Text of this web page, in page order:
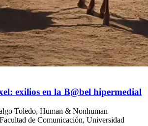
exilios en la B@bel hipermedial
Toledo, Human & Nonhuman
de Comunicación, Universidad